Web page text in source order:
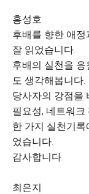
홍성호
후배를 향한 애
잘 읽었습니다.
후배의 실천을
도 생각해봅니다.
당사자의 강점을
필요성, 네트워크
한 가지 실천기
었습니다.
감사합니다.
최은지